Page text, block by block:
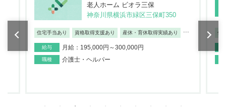
老人ホーム ビオラ三保
神奈川県横浜市緑区三保町350
住宅手当あり 資格取得支援あり 産休・育休取得実績あり
給与 月給：195,000円～300,000円
職種 介護士・ヘルパー
住